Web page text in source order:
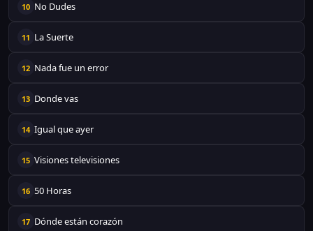
10 No Dudes
11 La Suerte
12 Nada fue un error
13 Donde vas
14 Igual que ayer
15 Visiones televisiones
16 50 Horas
17 Dónde están corazón